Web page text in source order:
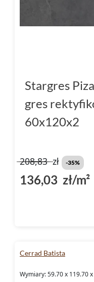
Stargres
gres
60x120x2
208,83zł -35%
136,03 zł/m²
Cerrad Batista
Wymiary: 59.70 x 119.70